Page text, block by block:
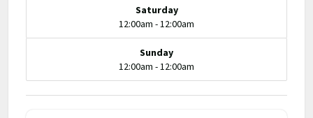
Saturday
12:00am - 12:00am
Sunday
12:00am - 12:00am